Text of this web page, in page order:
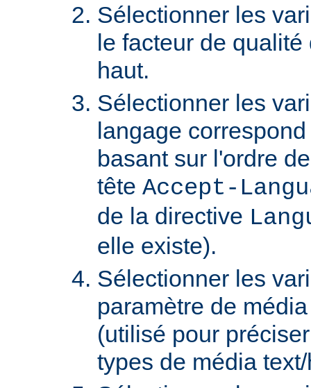
Sélectionner les
le facteur de
haut.
Sélectionner les
langage
basant sur l'ordre
tête Accept-
de la directive
elle existe).
Sélectionner les
paramètre de
(utilisé pour
types de média